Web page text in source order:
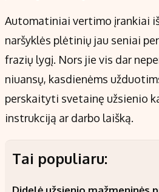
Automatiniai vertimo įrankiai iš
naršyklės plėtinių jau seniai
frazių lygį. Nors jie vis dar
niuansų, kasdienėms
perskaityti svetainę užsienio
instrukciją ar darbo laišką.
Tai populiaru: